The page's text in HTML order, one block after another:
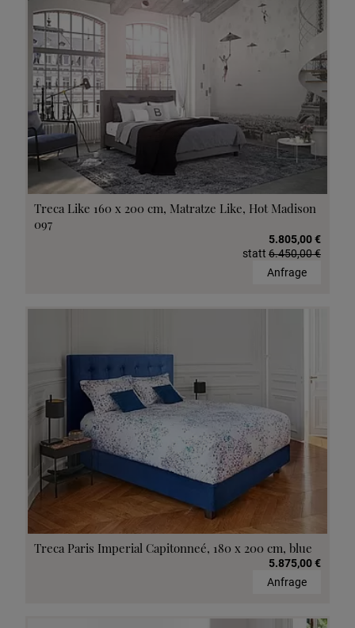
Treca Like 160 x 200 cm, Matratze Like, Hot Madison
097
5.805,00 €
statt 6.450,00 €
Anfrage
Treca Paris Imperial Capitonneé, 180 x 200 cm, blue
5.875,00 €
Anfrage